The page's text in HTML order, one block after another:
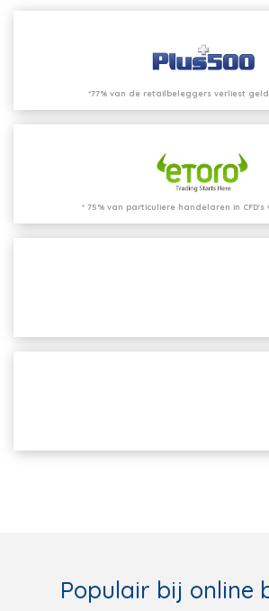
*77% van de retailbeleggers verliest geld
* 75% van particuliere handelaren in
Populair bij online